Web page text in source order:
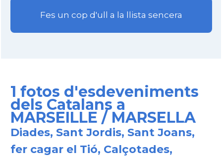
Fes un cop d'ull a la llista sencera
1 fotos d'esdeveniments
dels Catalans a
MARSEILLE / MARSELLA
Diades, Sant Jordis, Sant Joans,
fer cagar el Tió, Calçotades,